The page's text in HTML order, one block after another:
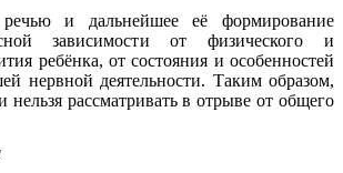
и дальнейшее её формирование
зависимости от физического и
ребёнка, от состояния и особенностей
нервной деятельности. Таким образом,
нельзя рассматривать в отрыве от общего